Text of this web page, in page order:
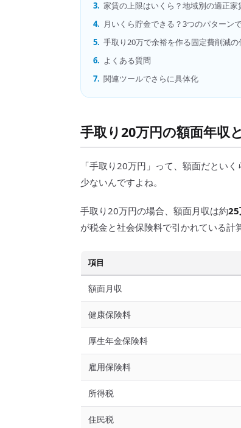
3. 家賃の上限はいくら？地域別の適正家
4. 月いくら貯金できる？3つのパターン
5. 手取り20万で余裕を作る固定費削減の
6. よくある質問
7. 関連ツールでさらに具体化
手取り20万円の額面年収
「手取り20万円」って、額面だとい
少ないんですよね。
手取り20万円の場合、額面月収は約25
が税金と社会保険料で引かれている計
項目
額面月収
健康保険料
厚生年金保険料
雇用保険料
所得税
住民税